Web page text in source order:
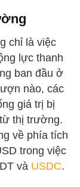
chỉ là việc
lực thanh
ban đầu ở
nào, các
giá trị bị
thị trường.
về phía tích
trong việc
và USDC.